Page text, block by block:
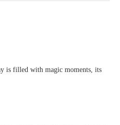
is filled with magic moments, its